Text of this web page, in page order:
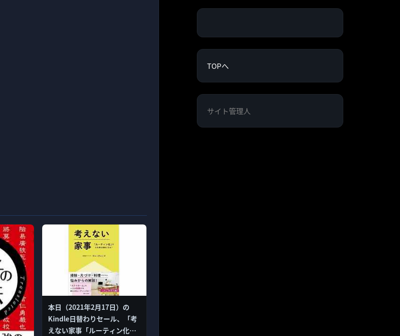
本日（2021年2月17日）の
Kindle日替わりセール、「考
えない家事「ルーティン化」
TOPへ
サイト管理人